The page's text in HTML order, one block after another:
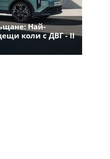
Най-
коли с ДВГ - II